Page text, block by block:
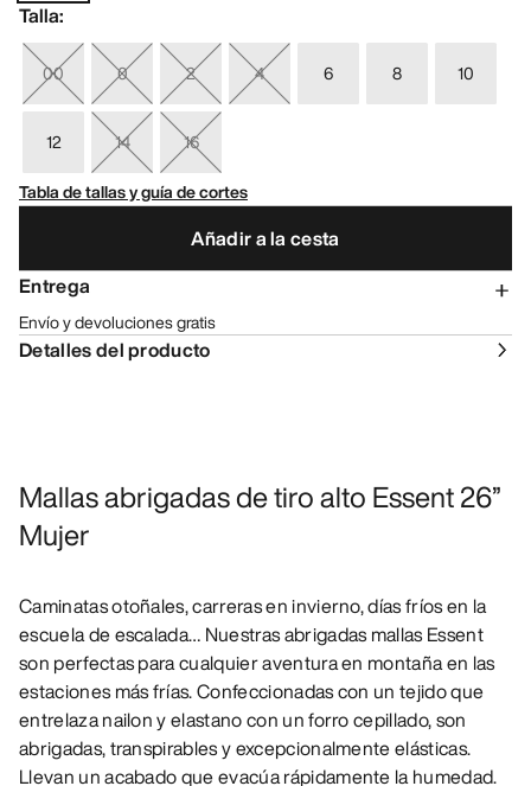
Talla:
00 0 2 4 6 8 10
12 14
16
Tabla de tallas y guía de cortes
Añadir a la cesta
Entrega
Envío y devoluciones gratis
Detalles del producto
Mallas abrigadas de tiro alto Essent 26”
Mujer
Caminatas otoñales, carreras en invierno, días fríos en la
escuela de escalada… Nuestras abrigadas mallas Essent
son perfectas para cualquier aventura en montaña en las
estaciones más frías. Confeccionadas con un tejido que
entrelaza nailon y elastano con un forro cepillado, son
abrigadas, transpirables y excepcionalmente elásticas.
Llevan un acabado que evacúa rápidamente la humedad.